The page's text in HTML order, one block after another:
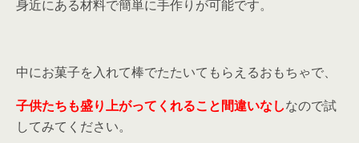
身近にある材料で簡単に手作りが可能です。
中にお菓子を入れて棒でたたいてもらえるおもちゃで、
子供たちも盛り上がってくれること間違いなしなので試
してみてください。